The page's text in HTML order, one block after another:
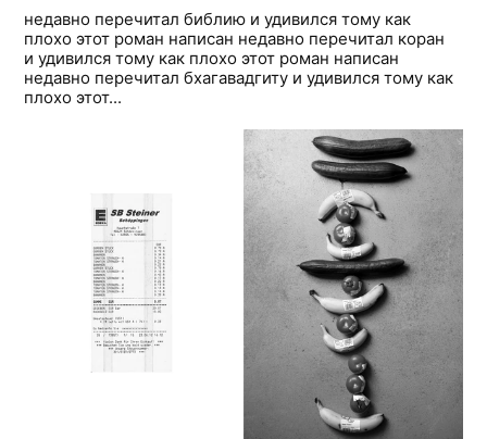
недавно перечитал библию и удивился тому как
плохо этот роман написан недавно перечитал коран
и удивился тому как плохо этот роман написан
недавно перечитал бхагавадгиту и удивился тому как
плохо этот...